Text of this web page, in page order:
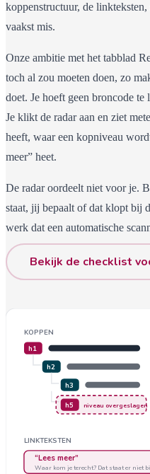
koppenstructuur, de linkteksten,
vaakst mis.
Onze ambitie met het tabblad
toch al zou moeten doen, zo
doet. Je hoeft geen broncode te
Je klikt de radar aan en ziet
heeft, waar een kopniveau
meer” heet.
De radar oordeelt niet voor je.
staat, jij bepaalt of dat klopt bij
werk dat een automatische
Bekijk de checklist
KOPPEN
h1
h2
h3
h5 niveau overgeslagen
LINKTEKSTEN
“Lees meer”
Waar kom je terecht? Dat staat er niet